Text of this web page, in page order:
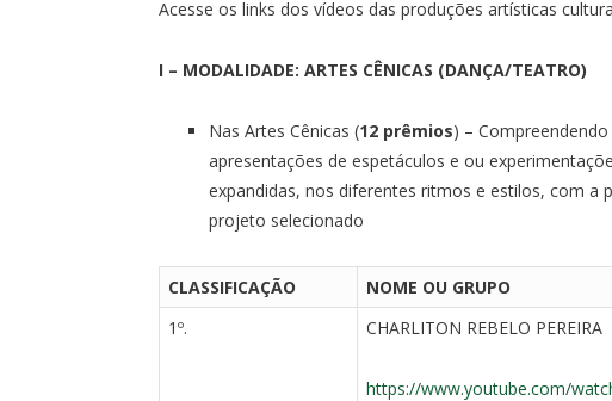
Acesse os links dos vídeos das produções artísticas
I – MODALIDADE: ARTES CÊNICAS (DANÇA/TEATRO)
Nas Artes Cênicas (12 prêmios) –
apresentações de espetáculos e ou
expandidas, nos diferentes ritmos e estilos, com a
projeto selecionado
CLASSIFICAÇÃO NOME OU GRUPO
1º.
CHARLITON REBELO PEREIRA
https://www.youtube.com/